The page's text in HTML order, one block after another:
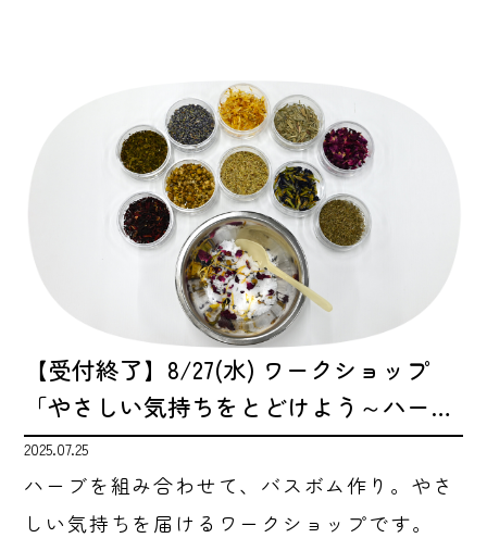
【受付終了】8/27(水) ワークショップ
「やさしい気持ちをとどけよう～ハー…
2025.07.25
ハーブを組み合わせて、バスボム作り。やさ
しい気持ちを届けるワークショップです。